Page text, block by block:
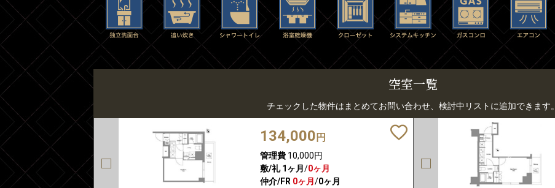
空室一覧
チェックした物件はまとめてお問い合わせ、検討中リストに追加できます。
134,000 円
管理費10,000円
敷/礼 1ヶ月/0ヶ月
仲介/FR 0ヶ月/0ヶ月